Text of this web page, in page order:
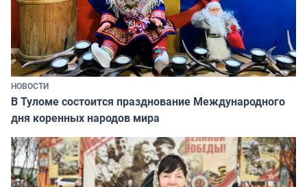
НОВОСТИ
В Туломе состоится празднование Международного
дня коренных народов мира